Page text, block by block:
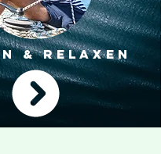
& RELAXEN